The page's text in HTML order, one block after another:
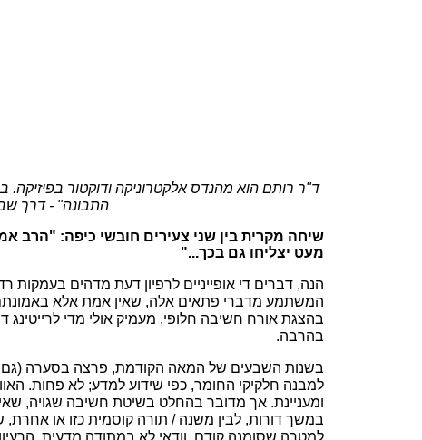
ד"ר רותם הוא מהנדס אלקטרוניקה ודוקטור בפיזיקה.
התבונה" - דרך
שיחה מקרית בין שני צעירים חובשי כיפה: "הרב
מעט יצליחו גם בכך..."
הנה, דברים די אופייניים לרפיון דעת מדהים בעמקות
המשתמע מדברי פתאים אלה, שאין אמת אלא
בהצגת אורח חשיבה חלופי, מעמיק אולי מדי לרייטינג
בהרבה.
בשנות השבעים של המאה הקודמת, פרצה בסערה (גם
למבנה חלקיקי החומר, כפי שידוע למדע; לא פחות.
ומעניינת. אך מדובר בהחלט בשיטת חשיבה שגויה,
במשך דורות, לבין משנה / תורה קוסמית כזו או
למטרה שסומנה קודם, וודאי לא במתודה מדעית.